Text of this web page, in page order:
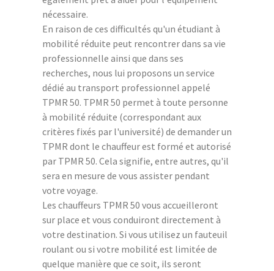
nécessaire.
En raison de ces difficultés qu'un étudiant à
mobilité réduite peut rencontrer dans sa vie
professionnelle ainsi que dans ses
recherches, nous lui proposons un service
dédié au transport professionnel appelé
TPMR 50. TPMR 50 permet à toute personne
à mobilité réduite (correspondant aux
critères fixés par l'université) de demander un
TPMR dont le chauffeur est formé et autorisé
par TPMR 50. Cela signifie, entre autres, qu'il
sera en mesure de vous assister pendant
votre voyage.
Les chauffeurs TPMR 50 vous accueilleront
sur place et vous conduiront directement à
votre destination. Si vous utilisez un fauteuil
roulant ou si votre mobilité est limitée de
quelque manière que ce soit, ils seront